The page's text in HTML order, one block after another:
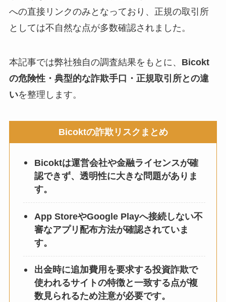
への直接リンクのみとなっており、正規の取引所
としては不自然な点が多数確認されました。
本記事では弊社独自の調査結果をもとに、 Bicokt
の危険性・典型的な詐欺手口・正規取引所との違
いを整理します。
Bicoktの詐欺リスクまとめ
Bicoktは運営会社や金融ライセンスが確
認できず、透明性に大きな問題がありま
す。
App StoreやGoogle Playへ接続しない不
審なアプリ配布方法が確認されていま
す。
出金時に追加費用を要求する投資詐欺で
使われるサイトの特徴と一致する点が複
数見られるため注意が必要です。